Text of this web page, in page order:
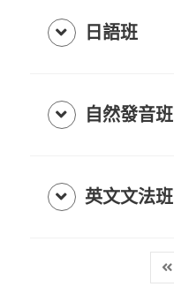
日語班
自然發音班
英文文法班